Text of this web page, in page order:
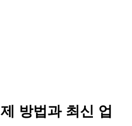
방법과 최신 업